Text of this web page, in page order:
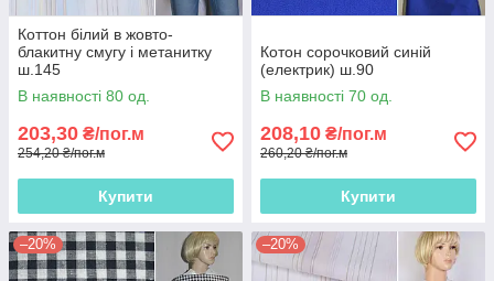
Коттон білий в жовто-
блакитну смугу і метанитку
ш.145
В наявності 80 од.
203,30 ₴/пог.м
254,20 ₴/пог.м
Купити
Котон сорочковий синій
(електрик) ш.90
В наявності 70 од.
208,10 ₴/пог.м
260,20 ₴/пог.м
Купити
–20% –20%